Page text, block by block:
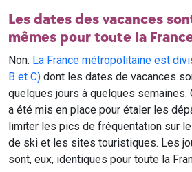
Les dates des vacances
mêmes pour toute la
Non. La France métropolitaine est
B et C) dont les dates de vacances
quelques jours à quelques
a été mis en place pour étaler les
limiter les pics de fréquentation sur
de ski et les sites touristiques. Les
sont, eux, identiques pour toute la